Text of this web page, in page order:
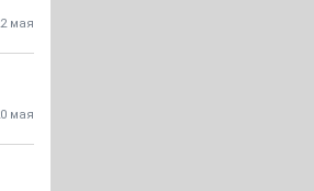
мая
мая